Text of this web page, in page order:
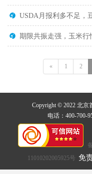
USDA月报利多不足，
期限共振走强，玉米行
« 1 2
Copyright © 2022 北
电话：400-700-
11010202005925号 免